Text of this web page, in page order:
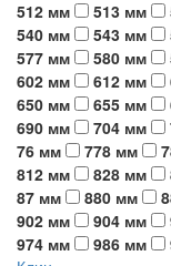
512 мм
513 мм
540 мм
543 мм
577 мм
580 мм
602 мм
612 мм
650 мм
655 мм
690 мм
704 мм
76 мм
778 мм
812 мм
828 мм
87 мм
880 мм
902 мм
904 мм
974 мм
986 мм